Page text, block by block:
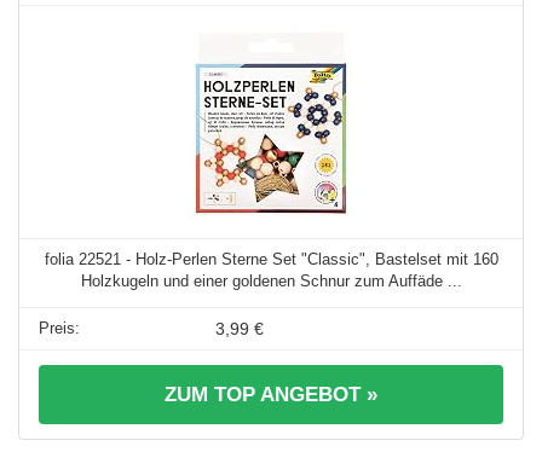
folia 22521 - Holz-Perlen Sterne Set "Classic", Bastelset mit 160
Holzkugeln und einer goldenen Schnur zum Auffäde ...
3,99 €
ZUM TOP ANGEBOT »